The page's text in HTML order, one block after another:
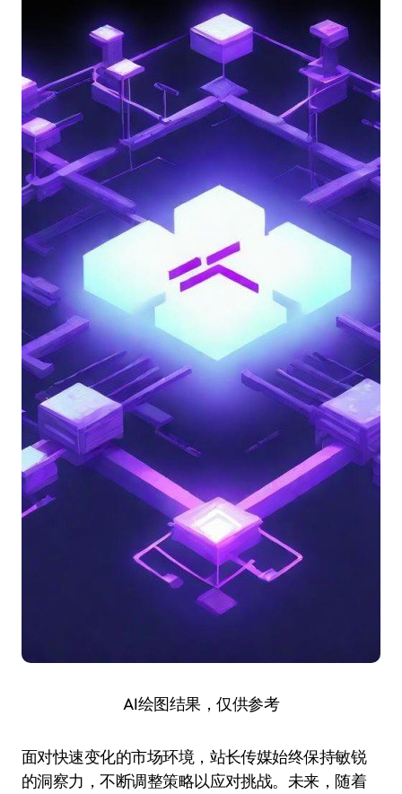
AI绘图结果，仅供参考
面对快速变化的市场环境，站长传媒始终保持敏锐
的洞察力，不断调整策略以应对挑战。未来，随着